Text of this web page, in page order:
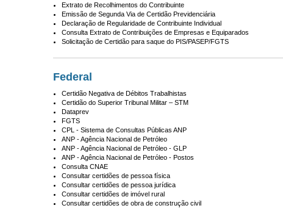
Extrato de Recolhimentos do Contribuinte
Emissão de Segunda Via de Certidão Previdenciária
Declaração de Regularidade de Contribuinte Individual
Consulta Extrato de Contribuições de Empresas e Equiparados
Solicitação de Certidão para saque do PIS/PASEP/FGTS
Federal
Certidão Negativa de Débitos Trabalhistas
Certidão do Superior Tribunal Militar – STM
Dataprev
FGTS
CPL - Sistema de Consultas Públicas ANP
ANP - Agência Nacional de Petróleo
ANP - Agência Nacional de Petróleo - GLP
ANP - Agência Nacional de Petróleo - Postos
Consulta CNAE
Consultar certidões de pessoa física
Consultar certidões de pessoa jurídica
Consultar certidões de imóvel rural
Consultar certidões de obra de construção civil